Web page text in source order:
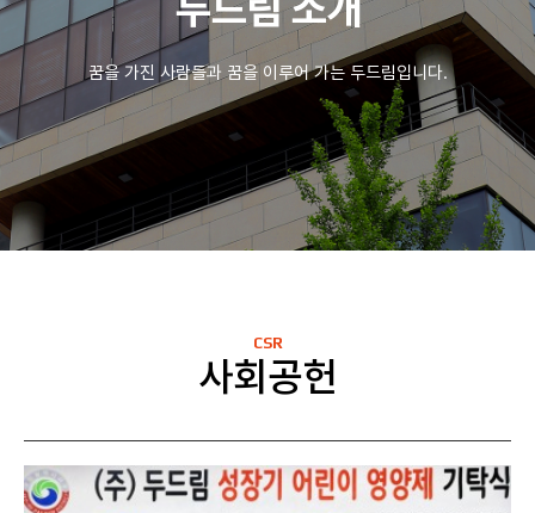
꿈을 가진 사람들과 꿈을 이루어 가는 두드림입니다.
CSR
사회공헌